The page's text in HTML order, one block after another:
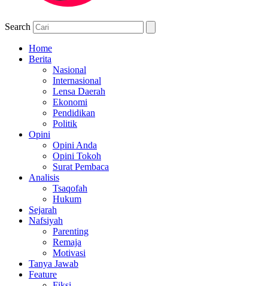
Search
Home
Berita
Nasional
Internasional
Lensa Daerah
Ekonomi
Pendidikan
Politik
Opini
Opini Anda
Opini Tokoh
Surat Pembaca
Analisis
Tsaqofah
Hukum
Sejarah
Nafsiyah
Parenting
Remaja
Motivasi
Tanya Jawab
Feature